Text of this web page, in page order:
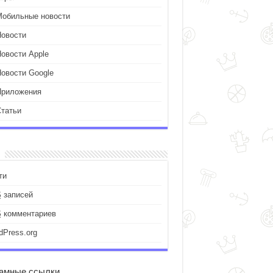
новости
Apple
Google
записей
комментариев